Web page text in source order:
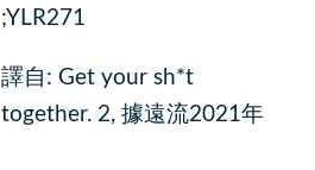
;YLR271
譯自: Get your sh*t
together. 2, 據遠流2021年